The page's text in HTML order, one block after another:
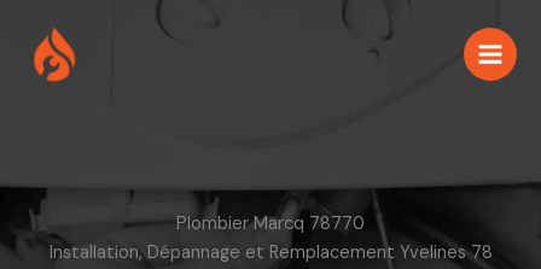
contenu
Plombier Marcq 78770
Installation, Dépannage et Remplacement Yvelines 78